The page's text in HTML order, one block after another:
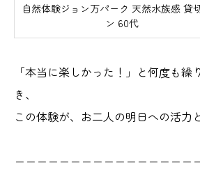
自然体験ジョン万パーク 天然水族感 貸
ン 60代
「本当に楽しかった！」と何度も繰
き、
この体験が、お二人の明日への活力
ーーーーーーーーーーーーーーーー